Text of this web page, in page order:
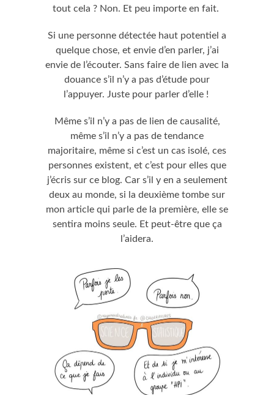
tout cela ? Non. Et peu importe en fait.
Si une personne détectée haut potentiel a
quelque chose, et envie d’en parler, j’ai
envie de l’écouter. Sans faire de lien avec la
douance s’il n’y a pas d’étude pour
l’appuyer. Juste pour parler d’elle !
Même s’il n’y a pas de lien de causalité,
même s’il n’y a pas de tendance
majoritaire, même si c’est un cas isolé, ces
personnes existent, et c’est pour elles que
j’écris sur ce blog. Car s’il y en a seulement
deux au monde, si la deuxième tombe sur
mon article qui parle de la première, elle se
sentira moins seule. Et peut-être que ça
l’aidera.